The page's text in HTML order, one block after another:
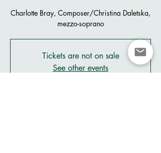
Charlotte Bray, Composer/Christina Daletska,
mezzo-soprano
Tickets are not on sale
See other events